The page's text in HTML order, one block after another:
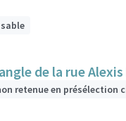
de la rue
retenue en présélection